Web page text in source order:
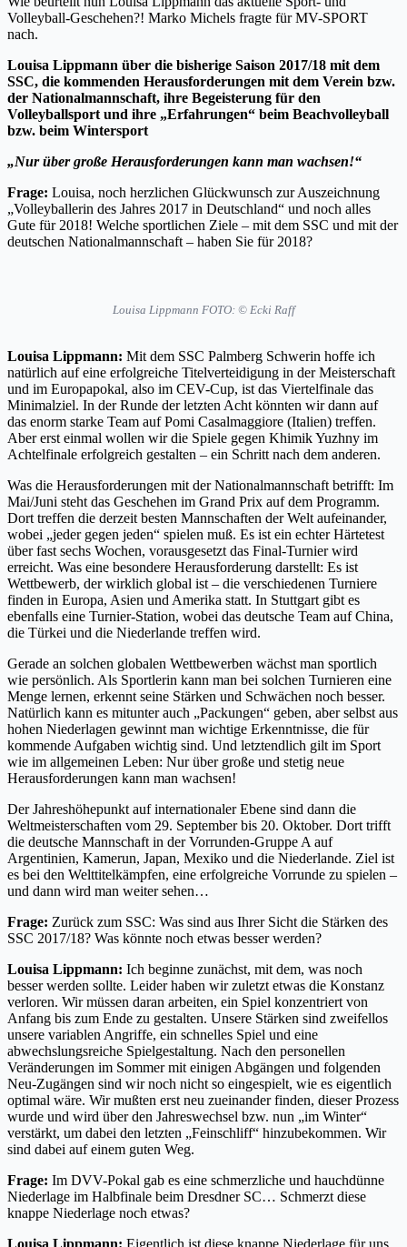
Volleyball-Geschehen?! Marko Michels fragte für MV-SPORT
nach.
Louisa Lippmann über die bisherige Saison 2017/18 mit dem
SSC, die kommenden Herausforderungen mit dem Verein bzw.
der Nationalmannschaft, ihre Begeisterung für den
Volleyballsport und ihre „Erfahrungen“ beim Beachvolleyball
bzw. beim Wintersport
„Nur über große Herausforderungen kann man wachsen!“
Frage: Louisa, noch herzlichen Glückwunsch zur Auszeichnung
„Volleyballerin des Jahres 2017 in Deutschland“ und noch alles
Gute für 2018! Welche sportlichen Ziele – mit dem SSC und mit der
deutschen Nationalmannschaft – haben Sie für 2018?
Louisa Lippmann FOTO: © Ecki Raff
Louisa Lippmann: Mit dem SSC Palmberg Schwerin hoffe ich
natürlich auf eine erfolgreiche Titelverteidigung in der Meisterschaft
und im Europapokal, also im CEV-Cup, ist das Viertelfinale das
Minimalziel. In der Runde der letzten Acht könnten wir dann auf
das enorm starke Team auf Pomi Casalmaggiore (Italien) treffen.
Aber erst einmal wollen wir die Spiele gegen Khimik Yuzhny im
Achtelfinale erfolgreich gestalten – ein Schritt nach dem anderen.
Was die Herausforderungen mit der Nationalmannschaft betrifft: Im
Mai/Juni steht das Geschehen im Grand Prix auf dem Programm.
Dort treffen die derzeit besten Mannschaften der Welt aufeinander,
wobei „jeder gegen jeden“ spielen muß. Es ist ein echter Härtetest
über fast sechs Wochen, vorausgesetzt das Final-Turnier wird
erreicht. Was eine besondere Herausforderung darstellt: Es ist
Wettbewerb, der wirklich global ist – die verschiedenen Turniere
finden in Europa, Asien und Amerika statt. In Stuttgart gibt es
ebenfalls eine Turnier-Station, wobei das deutsche Team auf China,
die Türkei und die Niederlande treffen wird.
Gerade an solchen globalen Wettbewerben wächst man sportlich
wie persönlich. Als Sportlerin kann man bei solchen Turnieren eine
Menge lernen, erkennt seine Stärken und Schwächen noch besser.
Natürlich kann es mitunter auch „Packungen“ geben, aber selbst aus
hohen Niederlagen gewinnt man wichtige Erkenntnisse, die für
kommende Aufgaben wichtig sind. Und letztendlich gilt im Sport
wie im allgemeinen Leben: Nur über große und stetig neue
Herausforderungen kann man wachsen!
Der Jahreshöhepunkt auf internationaler Ebene sind dann die
Weltmeisterschaften vom 29. September bis 20. Oktober. Dort trifft
die deutsche Mannschaft in der Vorrunden-Gruppe A auf
Argentinien, Kamerun, Japan, Mexiko und die Niederlande. Ziel ist
es bei den Welttitelkämpfen, eine erfolgreiche Vorrunde zu spielen –
und dann wird man weiter sehen…
Frage: Zurück zum SSC: Was sind aus Ihrer Sicht die Stärken des
SSC 2017/18? Was könnte noch etwas besser werden?
Louisa Lippmann: Ich beginne zunächst, mit dem, was noch
besser werden sollte. Leider haben wir zuletzt etwas die Konstanz
verloren. Wir müssen daran arbeiten, ein Spiel konzentriert von
Anfang bis zum Ende zu gestalten. Unsere Stärken sind zweifellos
unsere variablen Angriffe, ein schnelles Spiel und eine
abwechslungsreiche Spielgestaltung. Nach den personellen
Veränderungen im Sommer mit einigen Abgängen und folgenden
Neu-Zugängen sind wir noch nicht so eingespielt, wie es eigentlich
optimal wäre. Wir mußten erst neu zueinander finden, dieser Prozess
wurde und wird über den Jahreswechsel bzw. nun „im Winter“
verstärkt, um dabei den letzten „Feinschliff“ hinzubekommen. Wir
sind dabei auf einem guten Weg.
Frage: Im DVV-Pokal gab es eine schmerzliche und hauchdünne
Niederlage im Halbfinale beim Dresdner SC… Schmerzt diese
knappe Niederlage noch etwas?
Louisa Lippmann: Eigentlich ist diese knappe Niederlage für uns